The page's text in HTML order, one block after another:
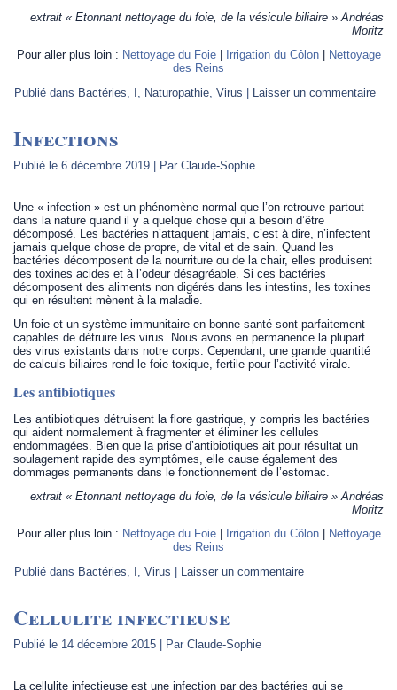
extrait « Etonnant nettoyage du foie, de la vésicule biliaire » Andréas
Moritz
Pour aller plus loin : Nettoyage du Foie| Irrigation du Côlon| Nettoyage
des Reins
Publié dans Bactéries I Naturopathie ,Virus | Laisser un commentaire
Infections
Publié le 6 décembre 2019 | Par Claude-Sophie
Une « infection » est un phénomène normal que l’on retrouve partout
dans la nature quand il y a quelque chose qui a besoin d’être
décomposé. Les bactéries n’attaquent jamais, c’est à dire, n’infectent
jamais quelque chose de propre, de vital et de sain. Quand les
bactéries décomposent de la nourriture ou de la chair, elles produisent
des toxines acides et à l’odeur désagréable. Si ces bactéries
décomposent des aliments non digérés dans les intestins, les toxines
qui en résultent mènent à la maladie.
Un foie et un système immunitaire en bonne santé sont parfaitement
capables de détruire les virus. Nous avons en permanence la plupart
des virus existants dans notre corps. Cependant, une grande quantité
de calculs biliaires rend le foie toxique, fertile pour l’activité virale.
Les antibiotiques
Les antibiotiques détruisent la flore gastrique, y compris les bactéries
qui aident normalement à fragmenter et éliminer les cellules
endommagées. Bien que la prise d’antibiotiques ait pour résultat un
soulagement rapide des symptômes, elle cause également des
dommages permanents dans le fonctionnement de l’estomac.
extrait « Etonnant nettoyage du foie, de la vésicule biliaire » Andréas
Moritz
Pour aller plus loin : Nettoyage du Foie| Irrigation du Côlon| Nettoyage
des Reins
Publié dans Bactéries I ,Virus | Laisser un commentaire
Cellulite infectieuse
Publié le 14 décembre 2015 | Par Claude-Sophie
La cellulite infectieuse est une infection par des bactéries qui se